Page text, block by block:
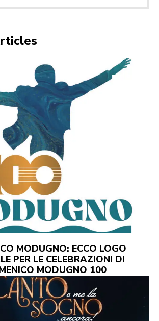
MODUGNO: ECCO LOGO
PER LE CELEBRAZIONI DI
MODUGNO 100